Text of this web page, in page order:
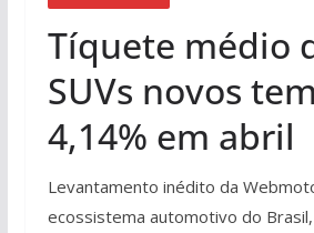
Tíquete médio
SUVs novos
4,14% em abril
Levantamento inédito da
ecossistema automotivo do